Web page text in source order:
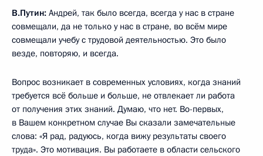
В.Путин: Андрей, так было всегда, всегда у нас в стране
совмещали, да не только у нас в стране, во всём мире
совмещали учебу с трудовой деятельностью. Это было
везде, повторяю, и всегда.
Вопрос возникает в современных условиях, когда знаний
требуется всё больше и больше, не отвлекает ли работа
от получения этих знаний. Думаю, что нет. Во-первых,
в Вашем конкретном случае Вы сказали замечательные
слова: «Я рад, радуюсь, когда вижу результаты своего
труда». Это мотивация. Вы работаете в области сельского